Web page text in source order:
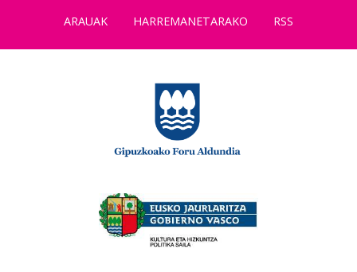
ARAUAK
HARREMANETARAKO RSS